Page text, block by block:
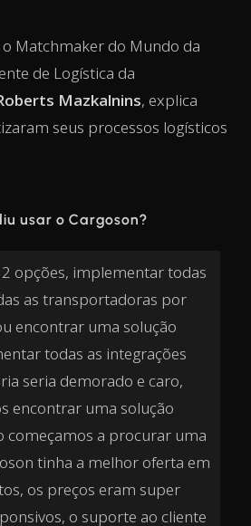
Matchmaker do Mundo da
de Logística da
Mazkalnins, explica
seus processos logísticos
usar o Cargoson?
opções, implementar todas
as transportadoras por
encontrar uma solução
todas as integrações
seria demorado e caro,
encontrar uma solução
começamos a procurar uma
tinha a melhor oferta em
os preços eram super
o suporte ao cliente